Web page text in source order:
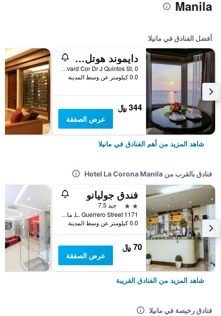
Manila
أفضل الفنادق في مانيلا
دايموند هوتل الفلبين
Roxas Boulevard Cor Dr J Quintos St, 0, مانيلا, الفلبين
0.0 كيلومتر عن وسط المدينة
344 ﷼
عرض الصفقة
شاهد المزيد من أهم الفنادق في مانيلا
فنادق بالقرب من Hotel La Corona Manila
فندق جوليانو
2 نجمتين
جيد 7.5
1171 L. Guerrero Street, مانيلا, الفلبين
0.0 كيلومتر عن وسط المدينة
70 ﷼
عرض الصفقة
شاهد المزيد من الفنادق القريبة
فنادق رخيصة في مانيلا